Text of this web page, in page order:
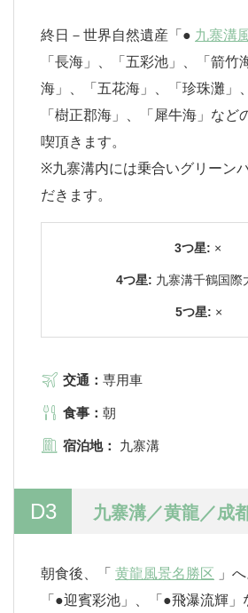
終日－世界自然遺産「● 九寨溝
「長海」、「五彩池」、「箭竹
海」、「五花海」、「珍珠灘」
「樹正郡海」、「犀牛海」など
喫頂きます。
※九寨溝内には乗合いグリーン
だきます。
3つ星: ×
4つ星: 九寨溝千鶴国際
5つ星: ×
交通： 専用車
食事： 朝
宿泊地： 九寨溝
D3 九寨溝／黄龍／成
朝食後、「 黄龍風景名勝区 」
「●迎賓彩池」、「●飛瀑流輝